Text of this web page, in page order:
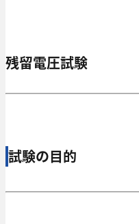
残留電圧試験
試験の目的